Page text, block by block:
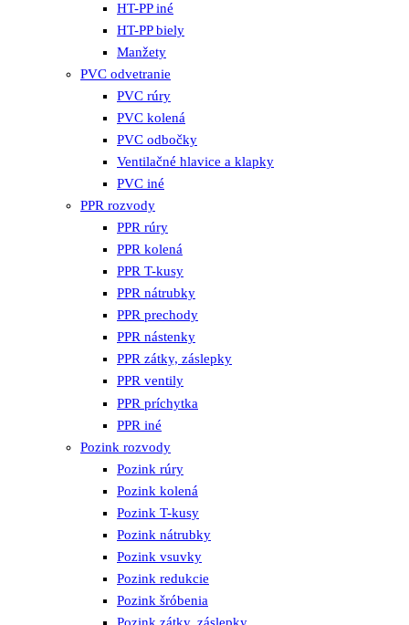
HT-PP iné
HT-PP biely
Manžety
PVC odvetranie
PVC rúry
PVC kolená
PVC odbočky
Ventilačné hlavice a klapky
PVC iné
PPR rozvody
PPR rúry
PPR kolená
PPR T-kusy
PPR nátrubky
PPR prechody
PPR nástenky
PPR zátky, záslepky
PPR ventily
PPR príchytka
PPR iné
Pozink rozvody
Pozink rúry
Pozink kolená
Pozink T-kusy
Pozink nátrubky
Pozink vsuvky
Pozink redukcie
Pozink šróbenia
Pozink zátky, záslepky